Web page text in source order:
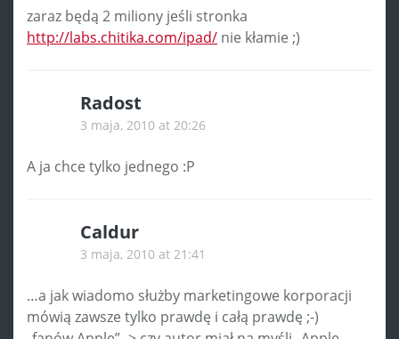
zaraz będą 2 miliony jeśli stronka
http://labs.chitika.com/ipad/ nie kłamie ;)
Radost
3 maja, 2010 at 20:26
A ja chce tylko jednego :P
Caldur
3 maja, 2010 at 21:41
…a jak wiadomo służby marketingowe korporacji
mówią zawsze tylko prawdę i całą prawdę ;-)